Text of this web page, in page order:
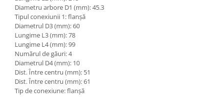
Chiuloasa
Vibrochen - ax came - arbore cotit
Camasa piston
Segmenti motor
Termoflot
Cablu acceleratie
Senzori de presiune ulei
Piese Deutz Fahr
Piese Atlas Copco
Piese Hitachi
Piese Vermeer
Piese Gehl
Piese Socage
Diametru arbore D1 (mm): 45.3
Tipul conexiunii 1: flanșă
Diametrul D3 (mm): 60
Lungime L3 (mm): 78
Lungime L4 (mm): 99
Numărul de găuri: 4
Diametrul D4 (mm): 10
Dist. Între centru (mm): 51
Dist. Între centru (mm): 61
Tip de conexiune: flanșă